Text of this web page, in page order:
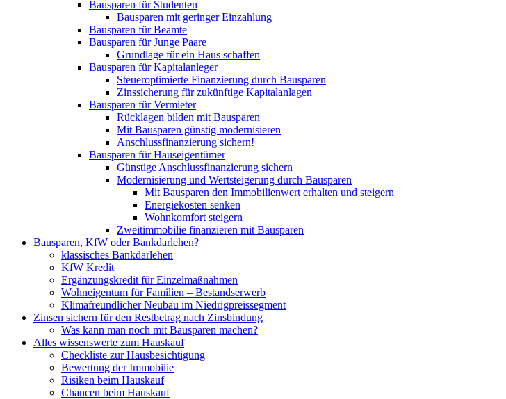
Bausparen für Studenten
Bausparen mit geringer Einzahlung
Bausparen für Beamte
Bausparen für Junge Paare
Grundlage für ein Haus schaffen
Bausparen für Kapitalanleger
Steueroptimierte Finanzierung durch Bausparen
Zinssicherung für zukünftige Kapitalanlagen
Bausparen für Vermieter
Rücklagen bilden mit Bausparen
Mit Bausparen günstig modernisieren
Anschlussfinanzierung sichern!
Bausparen für Hauseigentümer
Günstige Anschlussfinanzierung sichern
Modernisierung und Wertsteigerung durch Bausparen
Mit Bausparen den Immobilienwert erhalten und steigern
Energiekosten senken
Wohnkomfort steigern
Zweitimmobilie finanzieren mit Bausparen
Bausparen, KfW oder Bankdarlehen?
klassisches Bankdarlehen
KfW Kredit
Ergänzungskredit für Einzelmaßnahmen
Wohneigentum für Familien – Bestandserwerb
Klimafreundlicher Neubau im Niedrigpreissegment
Zinsen sichern für den Restbetrag nach Zinsbindung
Was kann man noch mit Bausparen machen?
Alles wissenswerte zum Hauskauf
Checkliste zur Hausbesichtigung
Bewertung der Immobilie
Risiken beim Hauskauf
Chancen beim Hauskauf